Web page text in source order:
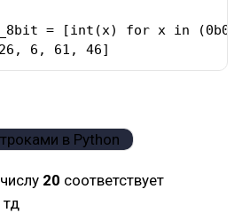
= [int(x) for x in
6, 61, 46]
20 соответствует
тд